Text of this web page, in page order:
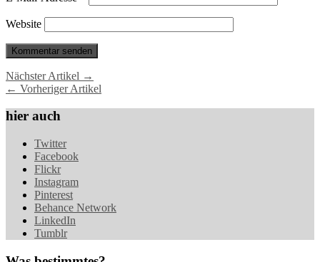
Website
Nächster Artikel →
← Vorheriger Artikel
hier auch
Twitter
Facebook
Flickr
Instagram
Pinterest
Behance Network
LinkedIn
Tumblr